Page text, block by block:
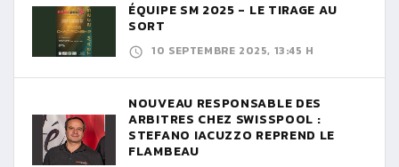
ÉQUIPE SM 2025 - LE TIRAGE AU
SORT
10 SEPTEMBRE 2025, 13:45 H
NOUVEAU RESPONSABLE DES
ARBITRES CHEZ SWISSPOOL :
STEFANO IACUZZO REPREND LE
FLAMBEAU